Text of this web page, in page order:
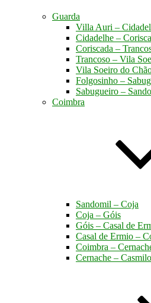
Guarda
Villa Auri –
Cidadelhe –
Coriscada –
Trancoso – Vila
Vila Soeiro do
Folgosinho –
Sabugueiro –
Coimbra
Sandomil – Coja
Coja – Góis
Góis – Casal de
Casal de Ermio –
Coimbra –
Cernache – Casmilo